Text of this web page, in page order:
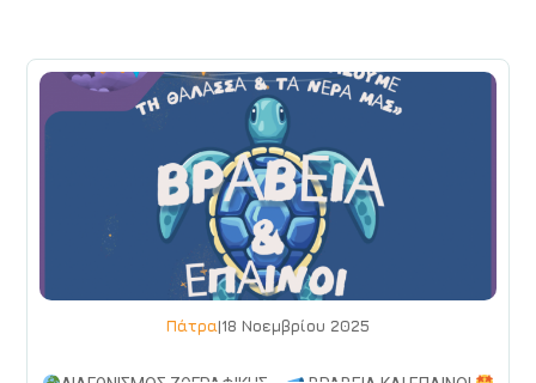
Πάτρα|18 Νοεμβρίου 2025